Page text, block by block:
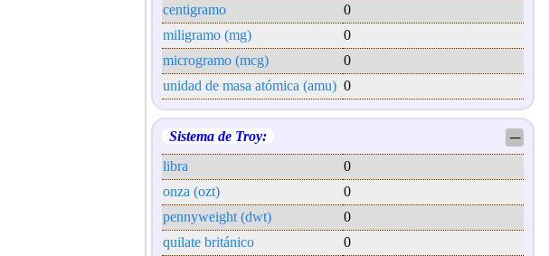
centigramo
0
miligramo (mg)
0
microgramo (mcg)
0
unidad de masa atómica (amu) 0
Sistema de Troy:
─
libra
0
onza (ozt)
0
pennyweight (dwt)
0
quilate británico
0